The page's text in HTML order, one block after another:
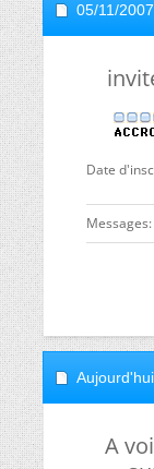
05/11/2007,
Date
Messages
Aujourd'hui
A